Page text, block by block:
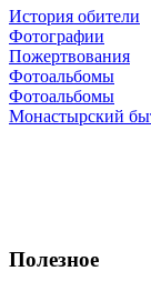
История обители
Фотографии
Пожертвования
Фотоальбомы
Фотоальбомы
Монастырский
Полезное